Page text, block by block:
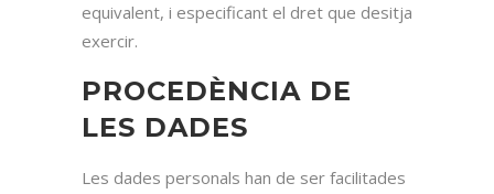
equivalent, i especificant el dret que desitja
exercir.
PROCEDÈNCIA DE
LES DADES
Les dades personals han de ser facilitades